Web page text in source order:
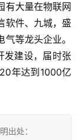
有大量在物联网
软件、九城，盛
等龙头企业。
发建设，届时张
年达到1000亿
出处：